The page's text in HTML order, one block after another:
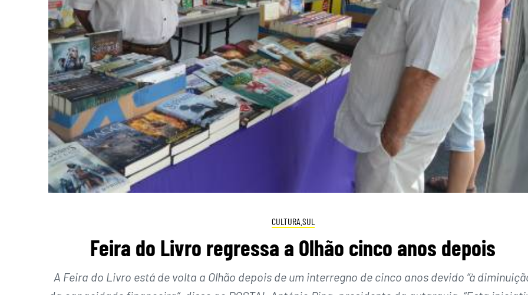
CULTURA.SUL
Feira do Livro regressa a Olhão cinco anos depois
A Feira do Livro está de volta a Olhão depois de um interregno de cinco anos devido “à